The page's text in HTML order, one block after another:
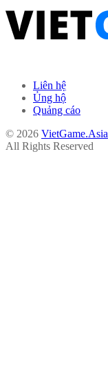
Liên hệ
Ủng hộ
Quảng cáo
© 2026 VietGame.Asia
All Rights Reserved